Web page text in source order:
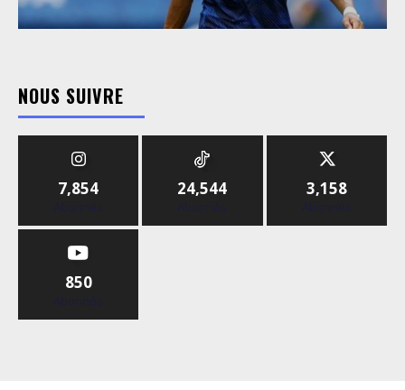
NOUS SUIVRE
7,854
Abonnés
24,544
Abonnés
3,158
Abonnés
850
Abonnés